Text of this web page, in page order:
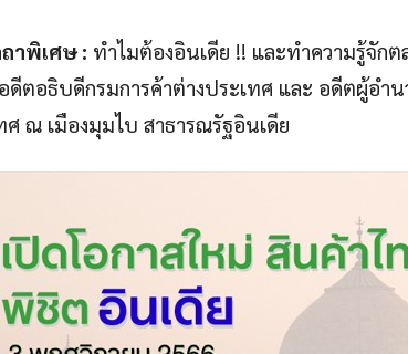
าพิเศษ : ทำไมต้องอินเดีย !! และทำความรู้จักต
ตอธิบดีกรมการค้าต่างประเทศ และ อดีตผู้อำน
ศ ณ เมืองมุมไบ สาธารณรัฐอินเดีย